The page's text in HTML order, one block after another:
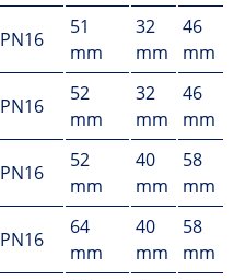
PN16
51
mm
32
mm
46
mm
PN16
52
mm
32
mm
46
mm
PN16
52
mm
40
mm
58
mm
PN16
64
mm
40
mm
58
mm